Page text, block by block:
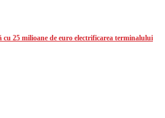
cu 25 milioane de euro electrificarea terminalului